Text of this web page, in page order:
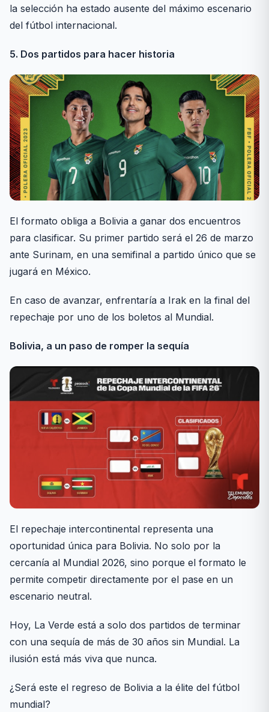
la selección ha estado ausente del máximo escenario
del fútbol internacional.
5. Dos partidos para hacer historia
El formato obliga a Bolivia a ganar dos encuentros
para clasificar. Su primer partido será el 26 de marzo
ante Surinam, en una semifinal a partido único que se
jugará en México.
En caso de avanzar, enfrentaría a Irak en la final del
repechaje por uno de los boletos al Mundial.
Bolivia, a un paso de romper la sequía
El repechaje intercontinental representa una
oportunidad única para Bolivia. No solo por la
cercanía al Mundial 2026, sino porque el formato le
permite competir directamente por el pase en un
escenario neutral.
Hoy, La Verde está a solo dos partidos de terminar
con una sequía de más de 30 años sin Mundial. La
ilusión está más viva que nunca.
¿Será este el regreso de Bolivia a la élite del fútbol
mundial?